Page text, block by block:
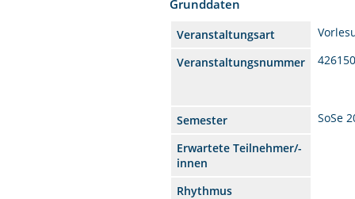
Grunddaten
Veranstaltungsart
Veranstaltungsnummer
Semester
SoSe
Erwartete Teilnehmer/-
innen
Rhythmus